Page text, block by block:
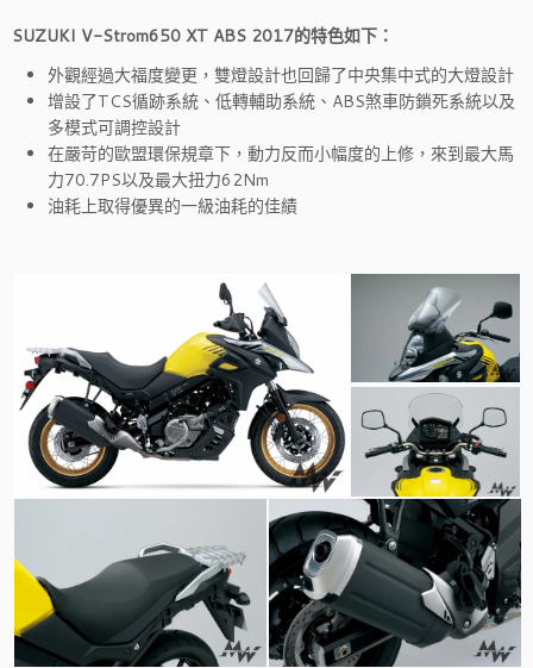
SUZUKI V-Strom650 XT ABS 2017的特色如下：
外觀經過大福度變更，雙燈設計也回歸了中央集中式的大燈設計
增設了TCS循跡系統、低轉輔助系統、ABS煞車防鎖死系統以及
多模式可調控設計
在嚴苛的歐盟環保規章下，動力反而小幅度的上修，來到最大馬
力70.7PS以及最大扭力62Nm
油耗上取得優異的一級油耗的佳績